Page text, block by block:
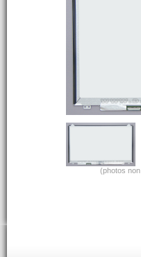
(photos